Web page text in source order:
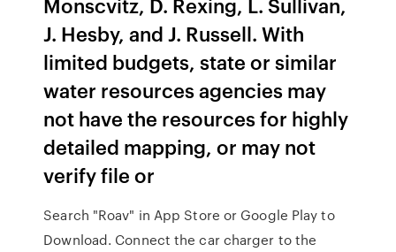
J. Hesby, and J. Russell. With
limited budgets, state or similar
water resources agencies may
not have the resources for highly
detailed mapping, or may not
verify file or
Search "Roav" in App Store or Google Play to
Download. Connect the car charger to the